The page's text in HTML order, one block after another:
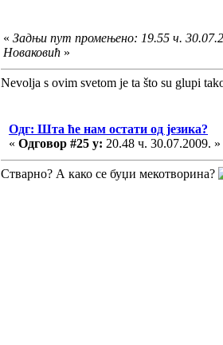
« Задњи пут промењено: 19.55 ч.
Новаковић »
Nevolja s ovim svetom je ta što su glupi
Одг: Шта ће нам остати од језика?
« Одговор #25 у: 20.48 ч. 30.07.2009. »
Стварно? А како се буџи мекотворина?